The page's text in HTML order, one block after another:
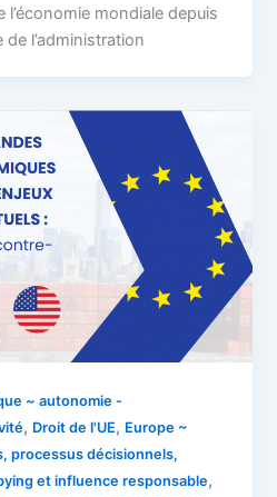
mondiale depuis
de l’administration
~ autonomie -
, Droit de l'UE, Europe ~
processus décisionnels,
et influence responsable,